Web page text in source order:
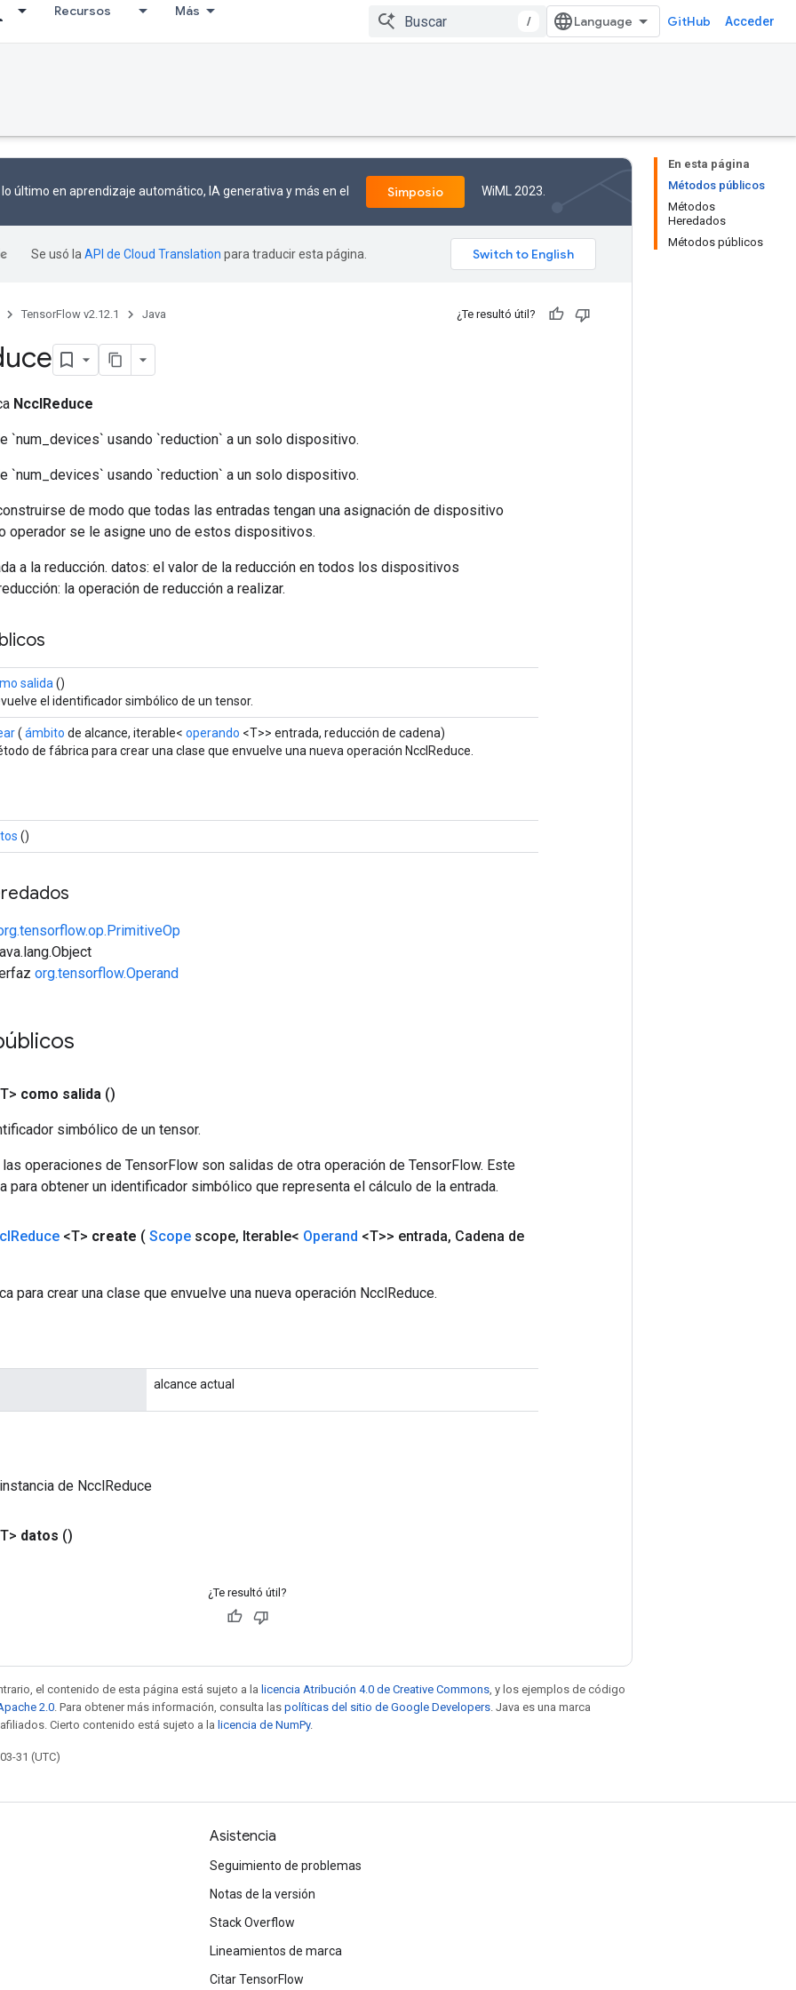
Recursos Más
/ GitHub Acceder
En esta página
Métodos públicos
Métodos
Heredados
Métodos públicos
último en aprendizaje automático, IA generativa y más en el Simposio WiML 2023.
Se usó la API de Cloud Translation para traducir esta página.
TensorFlow v2.12.1 Java ¿Te resultó útil?
NcclReduce
`num_devices` usando `reduction` a un solo dispositivo.
`num_devices` usando `reduction` a un solo dispositivo.
de modo que todas las entradas tengan una asignación de dispositivo
operador se le asigne uno de estos dispositivos.
a la reducción. datos: el valor de la reducción en todos los dispositivos
la operación de reducción a realizar.
salida ()
el identificador simbólico de un tensor.
( ámbito de alcance, iterable< operando <T>> entrada, reducción de cadena)
de fábrica para crear una clase que envuelve una nueva operación NcclReduce.
()
org.tensorflow.Operand
como salida ()
simbólico de un tensor.
operaciones de TensorFlow son salidas de otra operación de TensorFlow. Este
para obtener un identificador simbólico que representa el cálculo de la entrada.
Reduce <T> create ( Scope scope, Iterable< Operand <T>> entrada, Cadena de
para crear una clase que envuelve una nueva operación NcclReduce.
alcance actual
de NcclReduce
datos ()
¿Te resultó útil?
el contenido de esta página está sujeto a la licencia Atribución 4.0 de Creative Commons , y los ejemplos de código
2.0 . Para obtener más información, consulta las políticas del sitio de Google Developers . Java es una marca
Cierto contenido está sujeto a la licencia de NumPy.
31 (UTC)
Asistencia
Seguimiento de problemas
Notas de la versión
Stack Overflow
Lineamientos de marca
Citar TensorFlow